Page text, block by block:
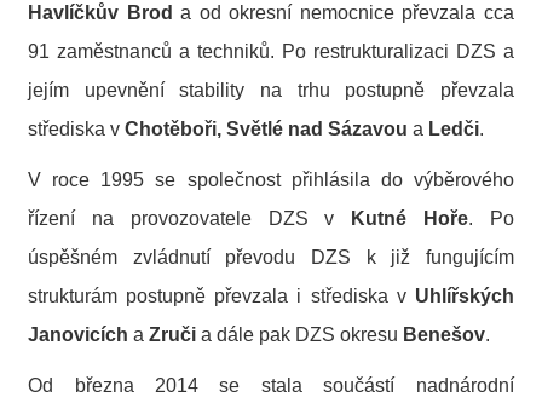
Havlíčkův Brod a od okresní nemocnice převzala cca
91 zaměstnanců a techniků. Po restrukturalizaci DZS a
jejím upevnění stability na trhu postupně převzala
střediska vChotěboři, Světlé nad Sázavou a Ledči.
V roce 1995 se společnost přihlásila do výběrového
řízení na provozovatele DZS v
Kutné Hoře. Po
úspěšném zvládnutí převodu DZS k již fungujícím
strukturám postupně převzala i střediska v Uhlířských
Janovicích aZruči a dále pak DZS okresu Benešov.
Od března 2014 se stala součástí nadnárodní